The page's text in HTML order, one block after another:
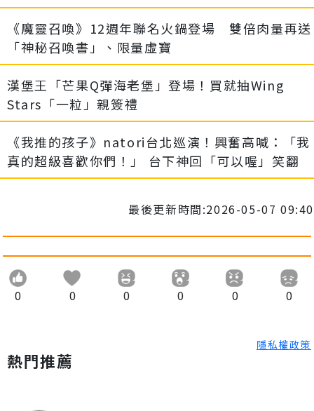
《魔靈召喚》12週年聯名火鍋登場 雙倍肉量再送
「神秘召喚書」、限量虛寶
漢堡王「芒果Q彈海老堡」登場！買就抽Wing
Stars「一粒」親簽禮
《我推的孩子》natori台北巡演！興奮高喊：「我
真的超級喜歡你們！」 台下神回「可以喔」笑翻
最後更新時間:2026-05-07 09:40
0 0 0 0 0 0
隱私權政策
熱門推薦